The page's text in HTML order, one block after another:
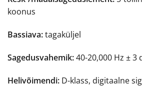
koonus
Bassiava:tagaküljel
Sagedusvahemik:40-20,000 Hz ± 3
Helivõimendi: D-klass, digitaalne